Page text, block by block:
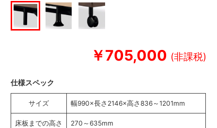
￥705,000
仕様スペック
サイズ 幅990×長さ2146×高さ836～1201mm
床板までの高さ 270～635mm